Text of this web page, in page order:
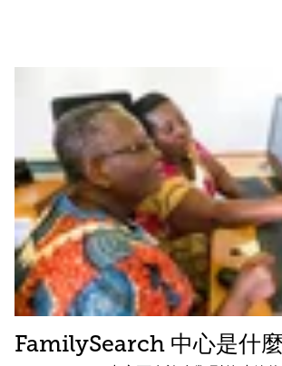
FamilySearch 中心是什